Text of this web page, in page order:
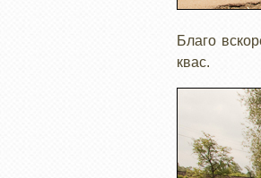
Благо
квас.